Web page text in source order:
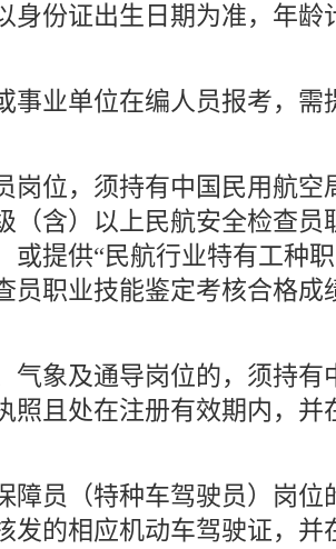
身份证出生日期为准，年龄
事业单位在编人员报考，需
岗位，须持有中国民用航空
（含）以上民航安全检查员
或提供“民航行业特有工种
员职业技能鉴定考核合格成
气象及通导岗位的，须持有
照且处在注册有效期内，并
障员（特种车驾驶员）岗位
发的相应机动车驾驶证，并